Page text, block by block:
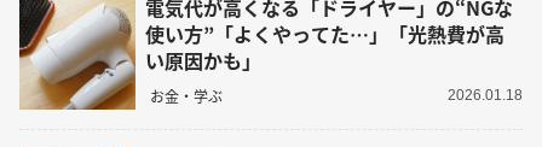
電気代が高くなる「ドライヤー」の“NGな
使い方”「よくやってた…」「光熱費が高
い原因かも」
お金・学ぶ 2026.01.18